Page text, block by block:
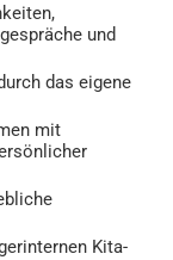
und
das eigene
mit
Kita-